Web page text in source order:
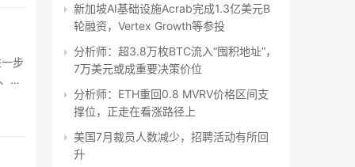
步
新加坡AI基础设施Acrab完成1.3亿美元B
轮融资，Vertex Growth等参投
分析师：超3.8万枚BTC流入“囤积地址”，
7万美元或成重要决策价位
分析师：ETH重回0.8 MVRV价格区间支
撑位，正走在看涨路径上
美国7月裁员人数减少，招聘活动有所回
升